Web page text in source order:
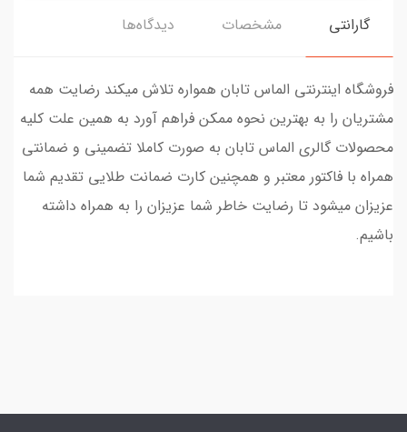
گارانتی مشخصات دیدگاه‌ها
فروشگاه اینترنتی الماس تابان همواره تلاش میکند رضایت همه
مشتریان را به بهترین نحوه ممکن فراهم آورد به همین علت کلیه
محصولات گالری الماس تابان به صورت کاملا تضمینی و ضمانتی
همراه با فاکتور معتبر و همچنین کارت ضمانت طلایی تقدیم شما
عزیزان میشود تا رضایت خاطر شما عزیزان را به همراه داشته
باشیم.